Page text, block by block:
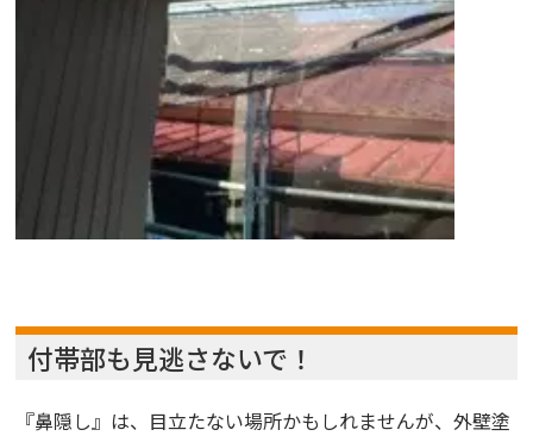
付帯部も見逃さないで！
『鼻隠し』 は、目立たない場所かもしれませんが、外壁塗